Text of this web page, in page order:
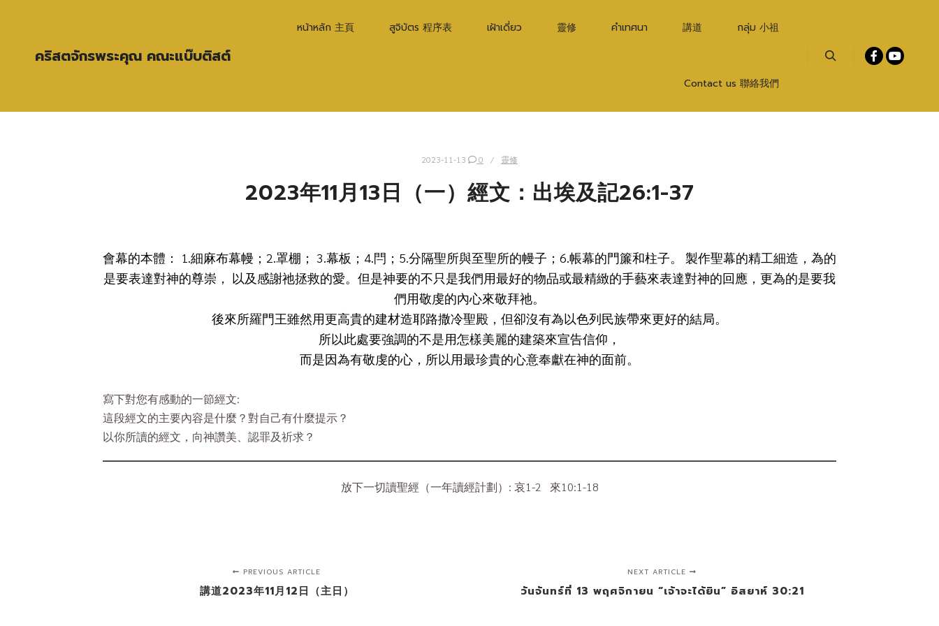
คริสตจักรพระคุณ คณะแบ๊บติสต์
หน้าหลัก 主頁 สูจิบัตร 程序表 เฝ้าเดี่ยว 靈修 คำเทศนา 講道 กลุ่ม 小祖
Contact us 聯絡我們
2023-11-13 0 靈修
2023年11月13日（一）經文：出埃及記26:1-37
會幕的本體： 1.細麻布幕幔；2.罩棚； 3.幕板；4.閂；5.分隔聖所與至聖所的幔子；6.帳幕的門簾和柱子。 製作聖幕的精工細造，為的
是要表達對神的尊崇， 以及感謝祂拯救的愛。但是神要的不只是我們用最好的物品或最精緻的手藝來表達對神的回應，更為的是要我
們用敬虔的內心來敬拜祂。
後來所羅門王雖然用更高貴的建材造耶路撒冷聖殿，但卻沒有為以色列民族帶來更好的結局。
所以此處要強調的不是用怎樣美麗的建築來宣告信仰，
而是因為有敬虔的心，所以用最珍貴的心意奉獻在神的面前。
寫下對您有感動的一節經文:
這段經文的主要內容是什麼？對自己有什麼提示？
以你所讀的經文，向神讚美、認罪及祈求？
放下一切讀聖經（一年讀經計劃）: 哀1-2 來10:1-18
PREVIOUS ARTICLE
講道2023年11月12日（主日）
NEXT ARTICLE
วันจันทร์ที่ 13 พฤศจิกายน “เจ้าจะได้ยิน” อิสยาห์ 30:21